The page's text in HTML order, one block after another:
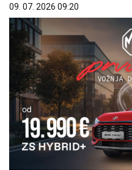
09. 07. 2026 09:20